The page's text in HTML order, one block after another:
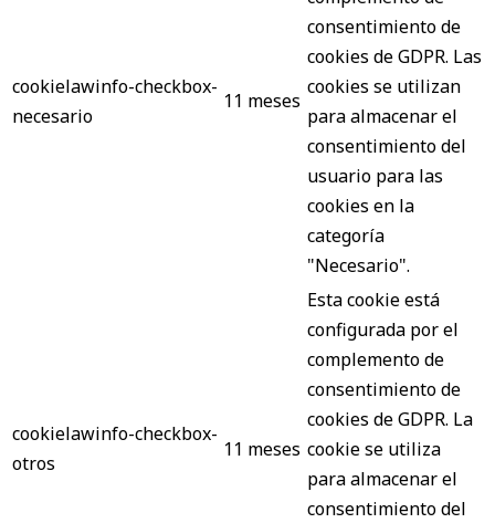
cookielawinfo-checkbox-
necesario
11 meses
consentimiento de
cookies de GDPR. Las
cookies se utilizan
para almacenar el
consentimiento del
usuario para las
cookies en la
categoría
"Necesario".
cookielawinfo-checkbox-
otros
11 meses
Esta cookie está
configurada por el
complemento de
consentimiento de
cookies de GDPR. La
cookie se utiliza
para almacenar el
consentimiento del